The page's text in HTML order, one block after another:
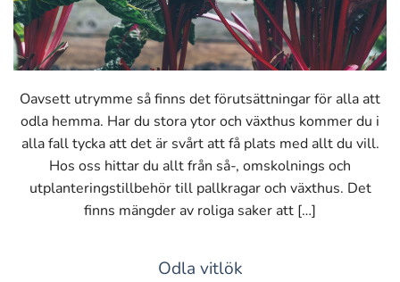
Oavsett utrymme så finns det förutsättningar för alla att
odla hemma. Har du stora ytor och växthus kommer du i
alla fall tycka att det är svårt att få plats med allt du vill.
Hos oss hittar du allt från så-, omskolnings och
utplanteringstillbehör till pallkragar och växthus. Det
finns mängder av roliga saker att […]
Odla vitlök